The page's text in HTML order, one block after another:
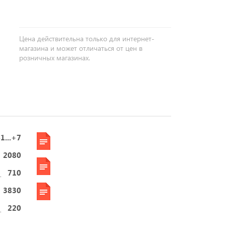
Цена действительна только для интернет-
магазина и может отличаться от цен в
розничных магазинах.
2080
710
3830
220